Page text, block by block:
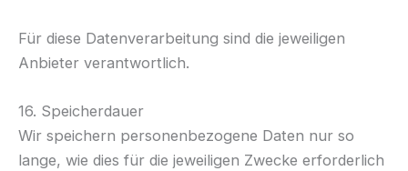
Für diese Datenverarbeitung sind die jeweiligen
Anbieter verantwortlich.
16. Speicherdauer
Wir speichern personenbezogene Daten nur so
lange, wie dies für die jeweiligen Zwecke erforderlich